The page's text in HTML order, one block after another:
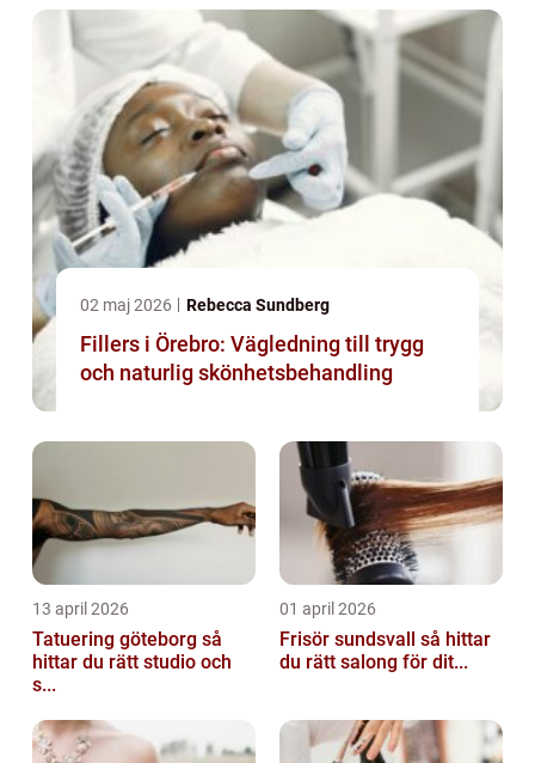
02 maj 2026 Rebecca Sundberg
Fillers i Örebro: Vägledning till trygg
och naturlig skönhetsbehandling
13 april 2026
Tatuering göteborg så
hittar du rätt studio och
s...
01 april 2026
Frisör sundsvall så hittar
du rätt salong för dit...